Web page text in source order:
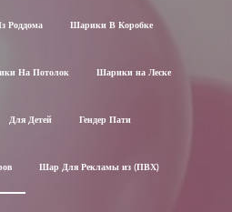
Роддома Шарики В Коробке
На Потолок Шарики на Леске
Для Детей Гендер Пати
Шар Для Рекламы из (ПВХ)